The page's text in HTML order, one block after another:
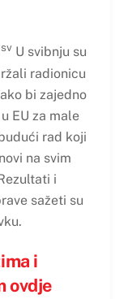
sv U svibnju su
radionicu
bi zajedno
EU za male
rad koji
na svim
i
sažeti su
i
ovdje